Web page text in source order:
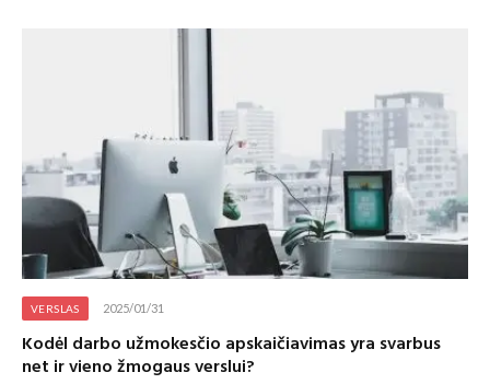
VERSLAS 2025/01/31
Kodėl darbo užmokesčio apskaičiavimas yra svarbus
net ir vieno žmogaus verslui?